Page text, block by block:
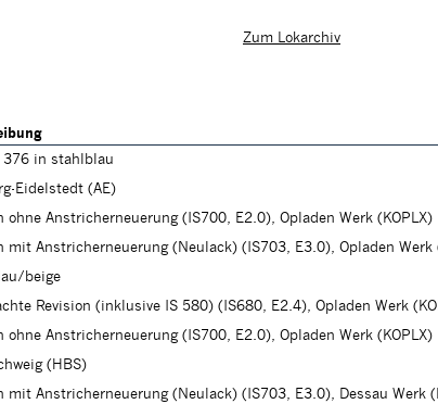
Zum Lokarchiv
376 in stahlblau
Eidelstedt (AE)
ohne Anstricherneuerung (IS700, E2.0), Opladen Werk (KOPLX)
mit Anstricherneuerung (Neulack) (IS703, E3.0), Opladen Werk
beige
Revision (inklusive IS 580) (IS680, E2.4), Opladen Werk
ohne Anstricherneuerung (IS700, E2.0), Opladen Werk (KOPLX)
(HBS)
mit Anstricherneuerung (Neulack) (IS703, E3.0), Dessau Werk